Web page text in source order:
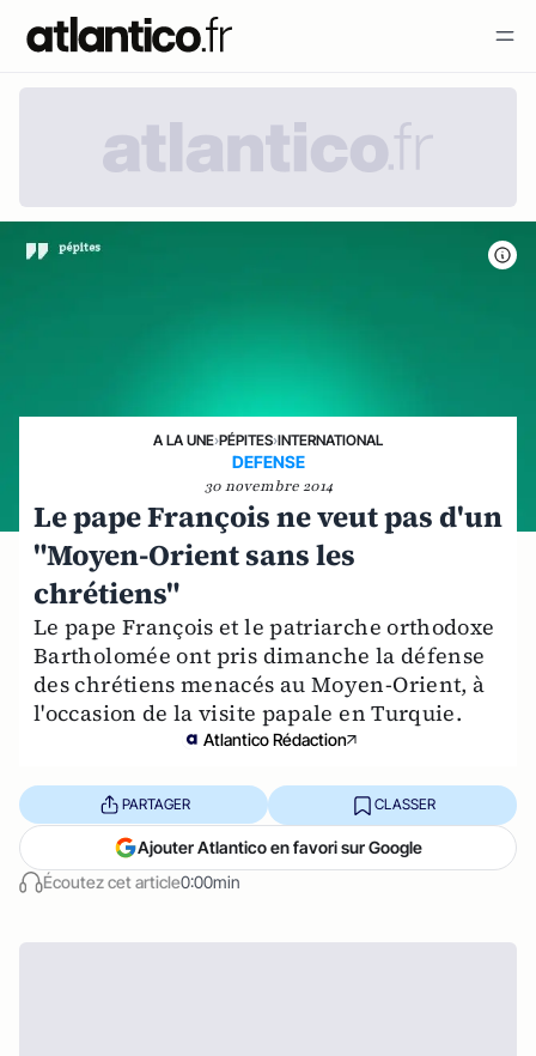
A LA UNE›PÉPITES›INTERNATIONAL
DEFENSE
30 novembre 2014
Le pape François ne veut pas d'un
"Moyen-Orient sans les
chrétiens"
Le pape François et le patriarche orthodoxe
Bartholomée ont pris dimanche la défense
des chrétiens menacés au Moyen-Orient, à
l'occasion de la visite papale en Turquie.
Atlantico Rédaction
Écoutez cet article0:00min
PARTAGER CLASSER
Ajouter Atlantico en favori sur Google